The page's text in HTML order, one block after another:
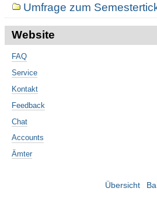
Umfrage zum
Website
FAQ
Service
Kontakt
Feedback
Chat
Accounts
Ämter
Übersicht